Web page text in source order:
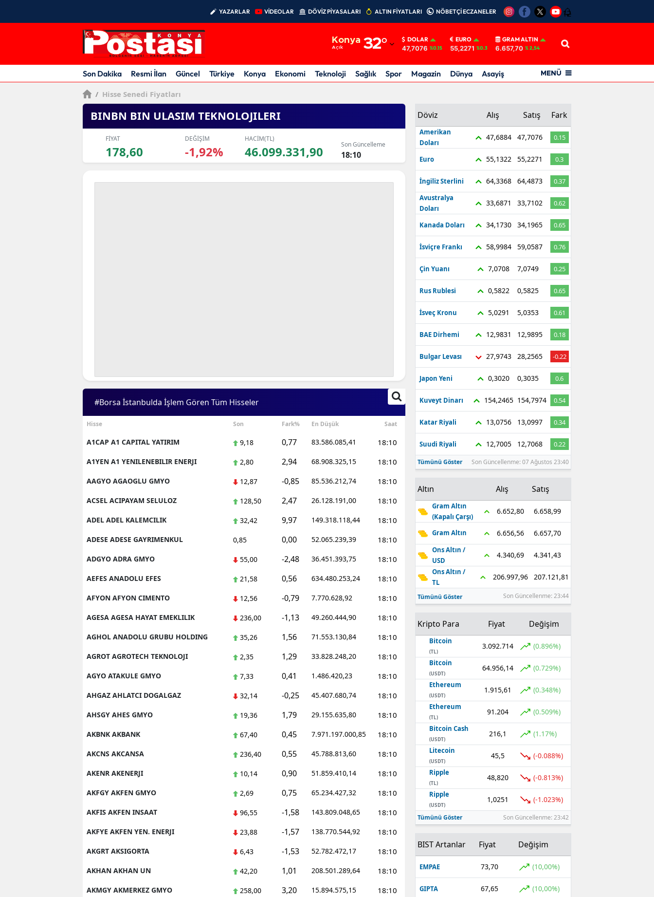
YAZARLAR VİDEOLAR DÖVİZ PİYASALARI ALTIN FİYATLARI NÖBETÇİ ECZANELER 12
Konya
Açık 32°
Adıyaman
Afyonkarahisar
Ankara
Antalya
Çorum
Edirne
Elazığ
Kırşehir
Kocaeli
Konya
Kütahya
Malatya
DOLAR
47,7076 %0.15
EURO
55,2271 %0.3
GRAM ALTIN
6.657,70 % 2,54
Son Dakika Resmi İlan Güncel Türkiye Konya Ekonomi Teknoloji Sağlık Spor Magazin Dünya Asayiş MENÜ
/ Hisse Senedi Fiyatları
BINBN BIN ULASIM TEKNOLOJILERI
FİYAT
178,60
DEĞİŞİM
-1,92%
HACİM(TL)
46.099.331,90 Son Güncelleme
18:10
#Borsa İstanbulda İşlem Gören Tüm Hisseler
Hisse Son Fark% En Düşük Saat
A1CAP A1 CAPITAL YATIRIM 9,18 0,77 83.586.085,41 18:10
A1YEN A1 YENILENEBILIR ENERJI 2,80 2,94 68.908.325,15 18:10
AAGYO AGAOGLU GMYO 12,87 -0,85 85.536.212,74 18:10
ACSEL ACIPAYAM SELULOZ 128,50 2,47 26.128.191,00 18:10
ADEL ADEL KALEMCILIK 32,42 9,97 149.318.118,44 18:10
ADESE ADESE GAYRIMENKUL 0,85 0,00 52.065.239,39 18:10
ADGYO ADRA GMYO 55,00 -2,48 36.451.393,75 18:10
AEFES ANADOLU EFES 21,58 0,56 634.480.253,24 18:10
AFYON AFYON CIMENTO 12,56 -0,79 7.770.628,92 18:10
AGESA AGESA HAYAT EMEKLILIK 236,00 -1,13 49.260.444,90 18:10
AGHOL ANADOLU GRUBU HOLDING 35,26 1,56 71.553.130,84 18:10
AGROT AGROTECH TEKNOLOJI 2,35 1,29 33.828.248,20 18:10
AGYO ATAKULE GMYO 7,33 0,41 1.486.420,23 18:10
AHGAZ AHLATCI DOGALGAZ 32,14 -0,25 45.407.680,74 18:10
AHSGY AHES GMYO 19,36 1,79 29.155.635,80 18:10
AKBNK AKBANK 67,40 0,45 7.971.197.000,85 18:10
AKCNS AKCANSA 236,40 0,55 45.788.813,60 18:10
AKENR AKENERJI 10,14 0,90 51.859.410,14 18:10
AKFGY AKFEN GMYO 2,69 0,75 65.234.427,32 18:10
AKFIS AKFEN INSAAT 96,55 -1,58 143.809.048,65 18:10
AKFYE AKFEN YEN. ENERJI 23,88 -1,57 138.770.544,92 18:10
AKGRT AKSIGORTA 6,43 -1,53 52.782.472,17 18:10
AKHAN AKHAN UN 42,20 1,01 208.501.289,64 18:10
AKMGY AKMERKEZ GMYO 258,00 3,20 15.894.575,15 18:10
Döviz Alış Satış Fark
Amerikan
Doları
47,6884 47,7076 0.15
Euro 55,1322 55,2271 0.3
İngiliz Sterlini 64,3368 64,4873
0.37
Avustralya
Doları
33,6871 33,7102 0.62
Kanada Doları 34,1730 34,1965 0.65
İsviçre Frankı 58,9984 59,0587 0.76
Çin Yuanı 7,0708 7,0749 0.25
Rus Rublesi 0,5822 0,5825 0.65
İsveç Kronu 5,0291 5,0353 0.61
BAE Dirhemi 12,9831 12,9895 0.18
Bulgar Levası 27,9743 28,2565 -0.22
Japon Yeni 0,3020 0,3035 0.6
Kuveyt Dinarı 154,2465 154,7974 0.54
Katar Riyali 13,0756 13,0997 0.34
Suudi Riyali 12,7005 12,7068 0.22
Tümünü Göster Son Güncellenme: 07 Ağustos 23:40
Altın Alış Satış
Gram Altın
(Kapalı Çarşı)
6.652,80 6.658,99
Gram Altın 6.656,56 6.657,70
Ons Altın /
USD
4.340,69 4.341,43
Ons Altın /
TL
206.997,96 207.121,81
Tümünü Göster Son Güncellenme: 23:44
Kripto Para Fiyat Değişim
Bitcoin
(TL)
3.092.714 (0.896%)
Bitcoin
(USDT)
64.956,14 (0.729%)
Ethereum
(USDT)
1.915,61 (0.348%)
Ethereum
(TL)
91.204 (0.509%)
Bitcoin Cash
(USDT)
216,1 (1.17%)
Litecoin
(USDT)
45,5 (-0.088%)
Ripple
(TL)
48,820 (-0.813%)
Ripple
(USDT)
1,0251 (-1.023%)
Tümünü Göster Son Güncellenme: 23:42
BIST Artanlar Fiyat Değişim
EMPAE 73,70 (10,00%)
GIPTA 67,65 (10,00%)